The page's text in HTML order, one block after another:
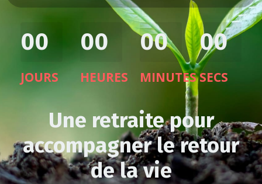
00
JOURS
00
HEURES
00
MINUTES
00
SECS
Une retraite pour
accompagner le retour
de la vie